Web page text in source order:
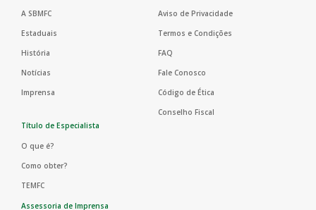
A SBMFC
Estaduais
História
Notícias
Imprensa
Aviso de Privacidade
Termos e Condições
FAQ
Fale Conosco
Código de Ética
Conselho Fiscal
Título de Especialista
O que é?
Como obter?
TEMFC
Assessoria de Imprensa